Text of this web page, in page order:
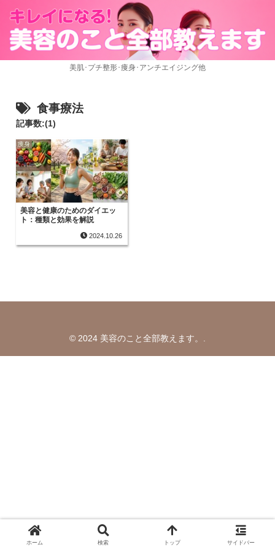
美肌･プチ整形･痩身･アンチエイジング他
食事療法
記事数:(1)
痩身
美容と健康のためのダイエッ
ト：種類と効果を解説
2024.10.26
© 2024 美容のこと全部教えます。.
ホーム 検索 トップ サイドバー